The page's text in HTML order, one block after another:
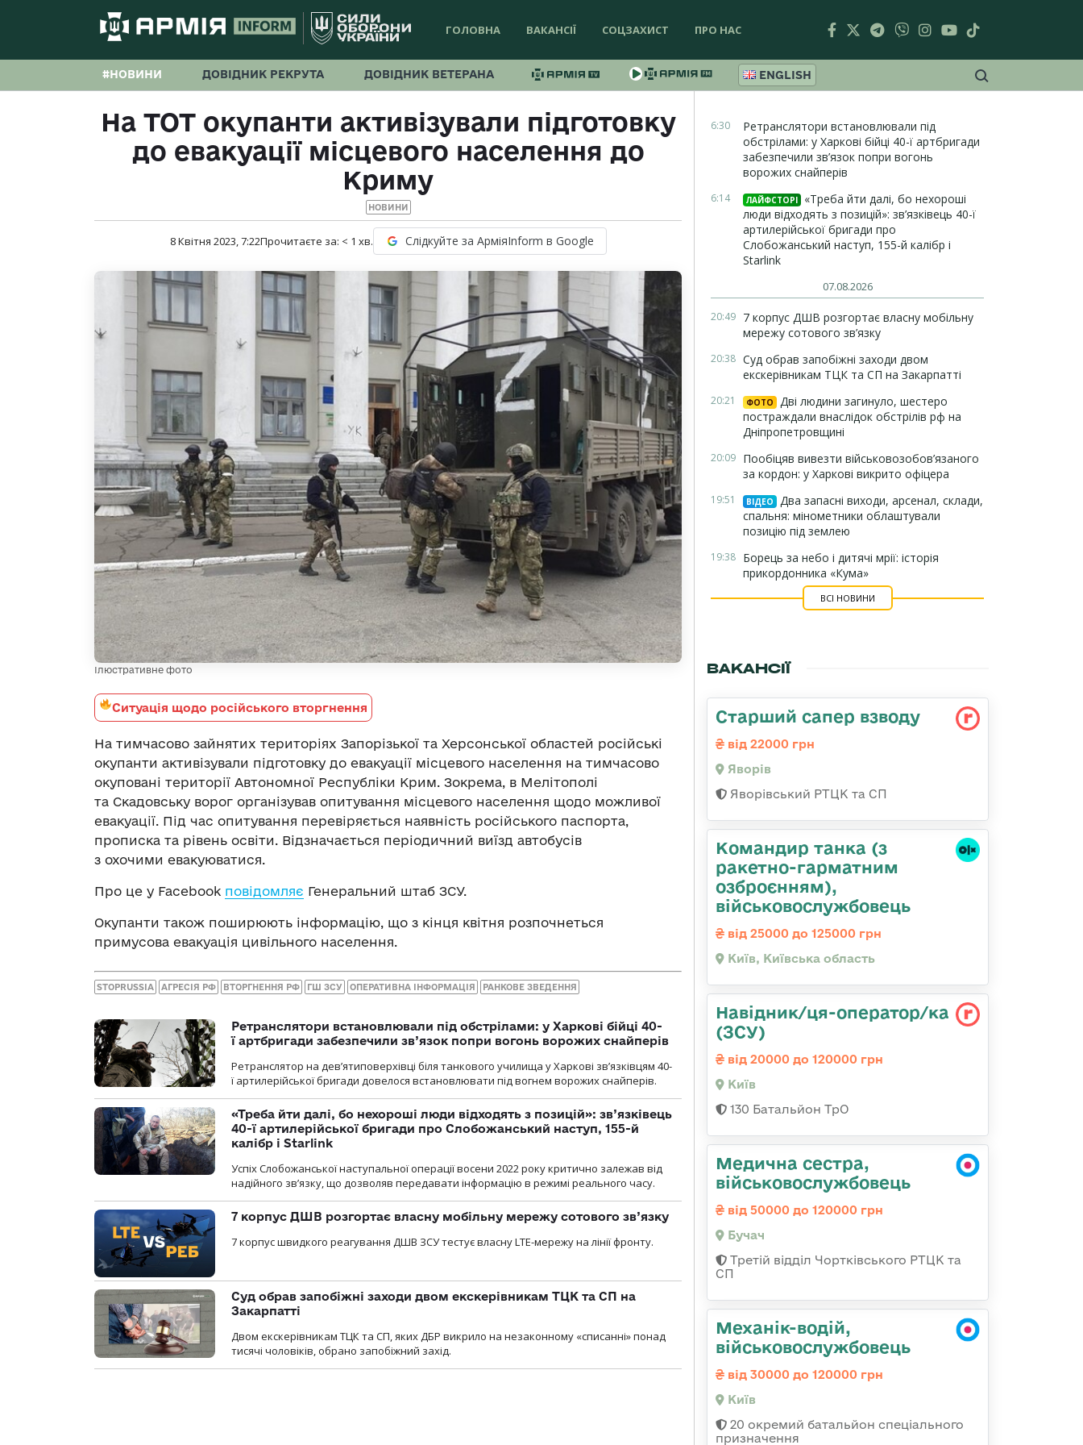
ГОЛОВНА ВАКАНСІЇ СОЦЗАХИСТ ПРО НАС
#НОВИНИ ДОВІДНИК РЕКРУТА ДОВІДНИК ВЕТЕРАНА ENGLISH
На ТОТ окупанти активізували підготовку
до евакуації місцевого населення до
Криму
НОВИНИ
8 Квітня 2023, 7:22Прочитаєте за: < 1 хв. Слідкуйте за АрміяInform в Google
Ілюстративне фото
Ситуація щодо російського вторгнення
На тимчасово зайнятих територіях Запорізької та Херсонської областей російські
окупанти активізували підготовку до евакуації місцевого населення на тимчасово
окуповані території Автономної Республіки Крим. Зокрема, в Мелітополі
та Скадовську ворог організував опитування місцевого населення щодо можливої
евакуації. Під час опитування перевіряється наявність російського паспорта,
прописка та рівень освіти. Відзначається періодичний виїзд автобусів
з охочими евакуюватися.
Про це у Facebook повідомляє Генеральний штаб ЗСУ.
Окупанти також поширюють інформацію, що з кінця квітня розпочнеться
примусова евакуація цивільного населення.
STOPRUSSIA АГРЕСІЯ РФ ВТОРГНЕННЯ РФ ГШ ЗСУ ОПЕРАТИВНА ІНФОРМАЦІЯ РАНКОВЕ ЗВЕДЕННЯ
Ретранслятори встановлювали під обстрілами: у Харкові бійці 40-
ї артбригади забезпечили зв’язок попри вогонь ворожих снайперів
Ретранслятор на дев’ятиповерхівці біля танкового училища у Харкові зв’язківцям 40-
ї артилерійської бригади довелося встановлювати під вогнем ворожих снайперів.
«Треба йти далі, бо нехороші люди відходять з позицій»: зв’язківець
40-ї артилерійської бригади про Слобожанський наступ, 155-й
калібр і Starlink
Успіх Слобожанської наступальної операції восени 2022 року критично залежав від
надійного зв’язку, що дозволяв передавати інформацію в режимі реального часу.
7 корпус ДШВ розгортає власну мобільну мережу сотового зв’язку
7 корпус швидкого реагування ДШВ ЗСУ тестує власну LTE-мережу на лінії фронту.
Суд обрав запобіжні заходи двом екскерівникам ТЦК та СП на
Закарпатті
Двом екскерівникам ТЦК та СП, яких ДБР викрило на незаконному «списанні» понад
тисячі чоловіків, обрано запобіжний захід.
6:30
Ретранслятори встановлювали під
обстрілами: у Харкові бійці 40-ї артбригади
забезпечили зв’язок попри вогонь
ворожих снайперів
6:14 ЛАЙФСТОРІ
«Треба йти далі, бо нехороші
люди відходять з позицій»: зв’язківець 40-ї
артилерійської бригади про
Слобожанський наступ, 155-й калібр і
Starlink
07.08.2026
20:49 7 корпус ДШВ розгортає власну мобільну
мережу сотового зв’язку
20:38 Суд обрав запобіжні заходи двом
екскерівникам ТЦК та СП на Закарпатті
20:21 ФОТО
Дві людини загинуло, шестеро
постраждали внаслідок обстрілів рф на
Дніпропетровщині
20:09 Пообіцяв вивезти військовозобов’язаного
за кордон: у Харкові викрито офіцера
19:51 ВІДЕО
Два запасні виходи, арсенал, склади,
спальня: мінометники облаштували
позицію під землею
19:38 Борець за небо і дитячі мрії: історія
прикордонника «Кума»
ВСІ НОВИНИ
ВАКАНСІЇ
Старший сапер взводу
від 22000 грн
Яворів
Яворівський РТЦК та СП
Командиp танка (з
pакетно-гарматним
озброєнням),
військовослужбовець
від 25000 до 125000 грн
Київ, Київська область
Навідник/ця-оператор/ка
(ЗСУ)
від 20000 до 120000 грн
Київ
130 Батальйон ТрО
Медична сестра,
військовослужбовець
від 50000 до 120000 грн
Бучач
Третій відділ Чортківського РТЦК та
СП
Механік-водій,
військовослужбовець
від 30000 до 120000 грн
Київ
20 окремий батальйон спеціального
призначення